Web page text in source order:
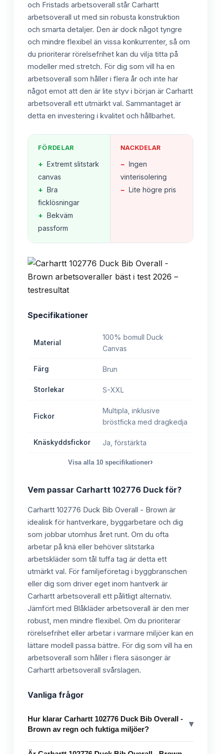
och Fristads arbetsoverall står Carhartt
arbetsoverall ut med sin robusta konstruktion
och smarta detaljer. Den är dock något tyngre
och mindre flexibel än vissa konkurrenter, så om
du prioriterar rörelsefrihet kan du vilja titta på
modeller med stretch. För dig som vill ha en
arbetsoverall som håller i flera år och inte har
något emot att den är lite styv i början är Carhartt
arbetsoverall ett utmärkt val. Sammantaget är
detta en investering i kvalitet och hållbarhet.
FÖRDELAR
+ Extremt slitstark
canvas
+ Bra
ficklösningar
+ Bekväm
passform
NACKDELAR
− Ingen
vinterisolering
− Lite högre pris
Specifikationer
Material
100% bomull Duck
Canvas
Färg Brun
Storlekar S-XXL
Fickor
Multipla, inklusive
bröstficka med dragkedja
Knäskyddsfickor Ja, förstärkta
Visa alla 10 specifikationer›
Vem passar Carhartt 102776 Duck för?
Carhartt 102776 Duck Bib Overall - Brown är
idealisk för hantverkare, byggarbetare och dig
som jobbar utomhus året runt. Om du ofta
arbetar på knä eller behöver slitstarka
arbetskläder som tål tuffa tag är detta ett
utmärkt val. För familjeföretag i byggbranschen
eller dig som driver eget inom hantverk är
Carhartt arbetsoverall ett pålitligt alternativ.
Jämfört med Blåkläder arbetsoverall är den mer
robust, men mindre flexibel. Om du prioriterar
rörelsefrihet eller arbetar i varmare miljöer kan en
lättare modell passa bättre. För dig som vill ha en
arbetsoverall som håller i flera säsonger är
Carhartt arbetsoverall svårslagen.
Vanliga frågor
Hur klarar Carhartt 102776 Duck Bib Overall -
Brown av regn och fuktiga miljöer?
▾